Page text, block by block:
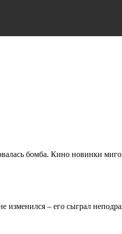
бомба. Кино новинки
изменился – его сыграл